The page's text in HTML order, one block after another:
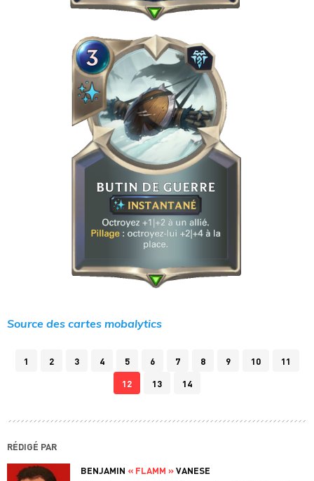
Source des cartes mobalytics
1 2 3 4 5 6 7 8 9 10
11
12
13 14
RÉDIGÉ PAR
BENJAMIN « FLAMM »VANESE